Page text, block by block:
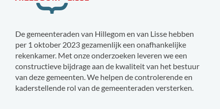
De gemeenteraden van Hillegom en van Lisse hebben
per 1 oktober 2023 gezamenlijk een onafhankelijke
rekenkamer. Met onze onderzoeken leveren we een
constructieve bijdrage aan de kwaliteit van het bestuur
van deze gemeenten. We helpen de controlerende en
kaderstellende rol van de gemeenteraden versterken.